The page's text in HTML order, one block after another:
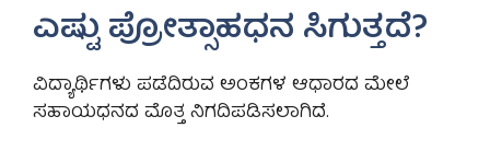
ಎಷ್ಟು ಪ್ರೋತ್ಸಾಹಧನ ಸಿಗುತ್ತದೆ?
ವಿದ್ಯಾರ್ಥಿಗಳು ಪಡೆದಿರುವ ಅಂಕಗಳ ಆಧಾರದ ಮೇಲೆ
ಸಹಾಯಧನದ ಮೊತ್ತ ನಿಗದಿಪಡಿಸಲಾಗಿದೆ.